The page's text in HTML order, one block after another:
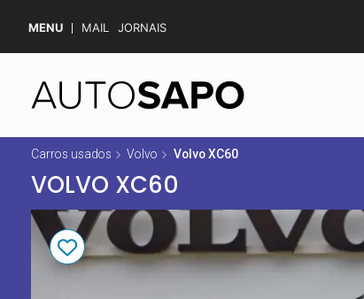
MENU MAIL JORNAIS
Carros usados Volvo Volvo XC60
VOLVO XC60